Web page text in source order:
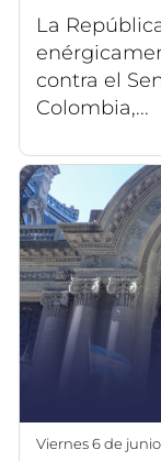
La
contra el
Colombia,...
viernes 6 de